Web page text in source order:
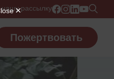
рассылку
Пожертвовать